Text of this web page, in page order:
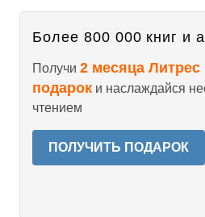
Более 800 000 книг и
Получи 2 месяца
подарок и наслаждайся
чтением
ПОЛУЧИТЬ ПОДАРОК